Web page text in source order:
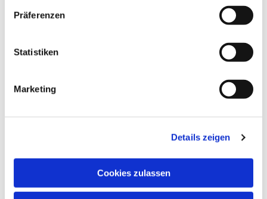
Präferenzen
Statistiken
Marketing
Details zeigen
Cookies zulassen